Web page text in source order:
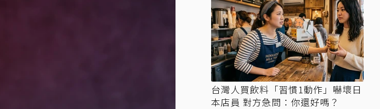
台灣人買飲料「習慣1動作」嚇壞日
本店員 對方急問：你還好嗎？